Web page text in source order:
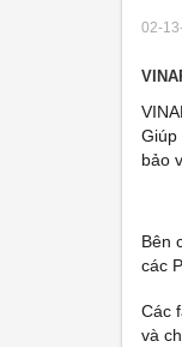
02-
Giúp
bảo
Bên
các
Các
và